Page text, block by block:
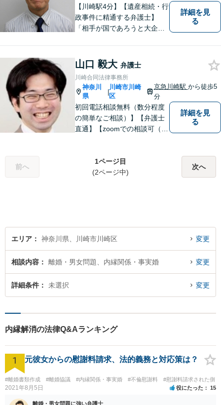
【川崎駅4分】【遺産相続・行
政事件に精通する弁護士】
「相手が国であろうと大企業
いく」ことがモットーです。
どんな事案でも、依頼者様の
状況をしっかり把握し、ご希
望される解決へと尽力しま
す。
詳細を見
る
山口 毅大 弁護士
川崎合同法律事務所
神奈川
県
|
川崎市川崎
区
京急川崎駅 から徒歩5
分
初回電話相談無料（数分程度
の簡単なご相談）】【弁護士
直通】【zoomでの相談可（有
「街医者」のような弁護士
詳細を見
る
前へ
1ページ目
(2ページ中)
次へ
エリア 神奈川県、川崎市川崎区 変更
相談内容 離婚・男女問題、内縁関係・事実婚 変更
詳細条件 未選択 変更
内縁解消の法律Q&Aランキング
1 元彼女からの慰謝料請求、法的義務と対応策は？
#離婚書類作成 #離婚協議 #内縁関係・事実婚 #不倫慰謝料 #慰謝料請求された側
2021年8月5日 役にたった 15
離婚・男女問題に強い弁護士